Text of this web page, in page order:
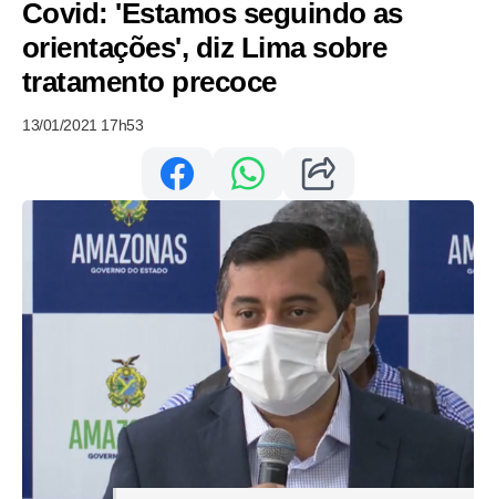
Covid: 'Estamos seguindo as
orientações', diz Lima sobre
tratamento precoce
13/01/2021 17h53